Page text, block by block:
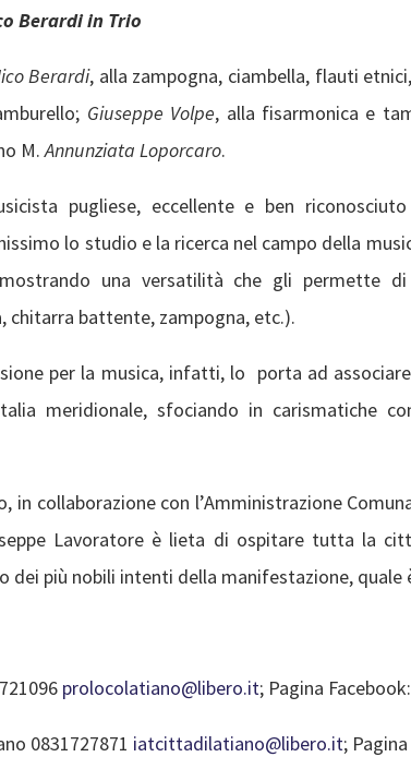
Berardi in Trio
Berardi, alla zampogna, ciambella, flauti
Giuseppe Volpe, alla fisarmonica e
M.Annunziata Loporcaro.
pugliese, eccellente e ben
lo studio e la ricerca nel campo della
una versatilità che gli permette
chitarra battente, zampogna, etc.).
per la musica, infatti, lo porta ad
meridionale, sfociando in carismatiche
in collaborazione con l’Amministrazione
Lavoratore è lieta di ospitare tutta la
dei più nobili intenti della manifestazione, quale
prolocolatiano@libero.it; Pagina
0831727871 iatcittadilatiano@libero.it;